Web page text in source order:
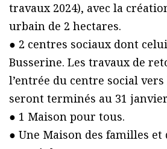
travaux 2024), avec la
urbain de 2 hectares.
● 2 centres sociaux dont
Busserine. Les travaux de
l’entrée du centre social
seront terminés au 31
● 1 Maison pour tous.
● Une Maison des familles et